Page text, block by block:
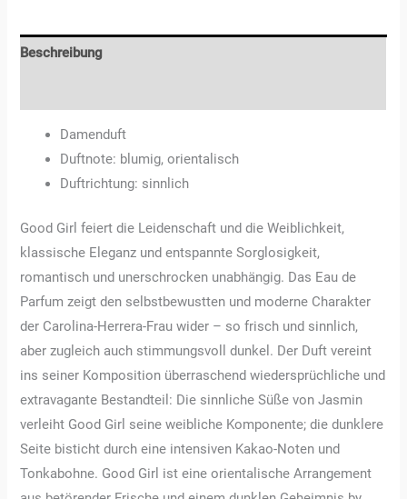
Beschreibung
Damenduft
Duftnote: blumig, orientalisch
Duftrichtung: sinnlich
Good Girl feiert die Leidenschaft und die Weiblichkeit,
klassische Eleganz und entspannte Sorglosigkeit,
romantisch und unerschrocken unabhängig. Das Eau de
Parfum zeigt den selbstbewustten und moderne Charakter
der Carolina-Herrera-Frau wider – so frisch und sinnlich,
aber zugleich auch stimmungsvoll dunkel. Der Duft vereint
ins seiner Komposition überraschend wiedersprüchliche und
extravagante Bestandteil: Die sinnliche Süße von Jasmin
verleiht Good Girl seine weibliche Komponente; die dunklere
Seite bisticht durch eine intensiven Kakao-Noten und
Tonkabohne. Good Girl ist eine orientalische Arrangement